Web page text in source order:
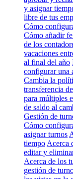
y asignar
libre de tus
Cómo
Cómo añadir
de los
vacaciones
al final del año
configurar una
Cambia la
transferencia
para múltiples
de saldo al
Gestión de
Cómo
asignar turnos
tiempo Acerca
editar y
Acerca de los
gestión de